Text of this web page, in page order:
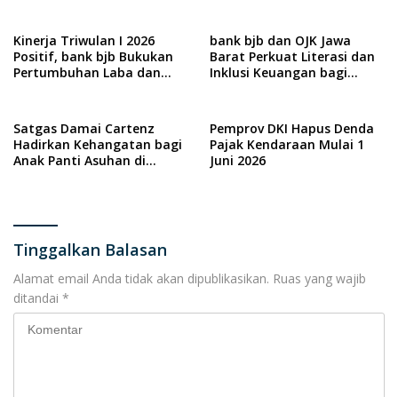
Kinerja Triwulan I 2026
Positif, bank bjb Bukukan
Pertumbuhan Laba dan
bank bjb dan OJK Jawa
Barat Perkuat Literasi dan
Inklusi Keuangan bagi
Satgas Damai Cartenz
Hadirkan Kehangatan bagi
Anak Panti Asuhan di
Pemprov DKI Hapus Denda
Pajak Kendaraan Mulai 1
Juni 2026
Tinggalkan Balasan
Alamat email Anda tidak akan dipublikasikan. Ruas yang wajib
ditandai *